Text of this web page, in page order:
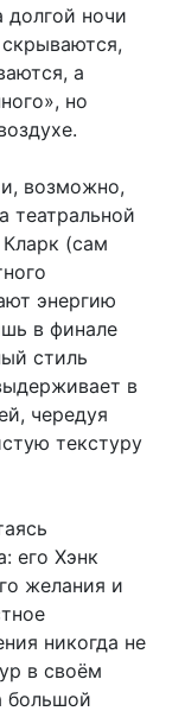
долгой ночи
а
но
возможно,
театральной
(сам
энергию
в финале
стиль
в
чередуя
текстуру
его Хэнк
желания и
никогда не
в своём
большой